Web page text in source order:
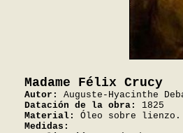
Madame Félix Crucy
Autor:
Auguste-Hyacinthe
Datación de la obra:
1825
Material:
Óleo sobre lienzo.
Medidas: